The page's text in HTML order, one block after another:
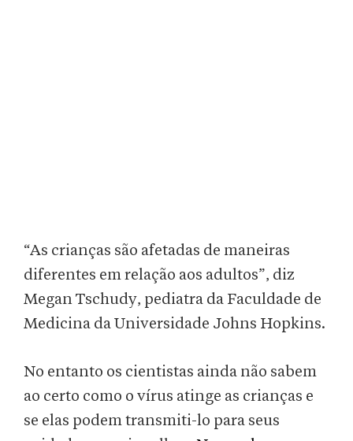
“As crianças são afetadas de maneiras
diferentes em relação aos adultos”, diz
Megan Tschudy, pediatra da Faculdade de
Medicina da Universidade Johns Hopkins.
No entanto os cientistas ainda não sabem
ao certo como o vírus atinge as crianças e
se elas podem transmiti-lo para seus